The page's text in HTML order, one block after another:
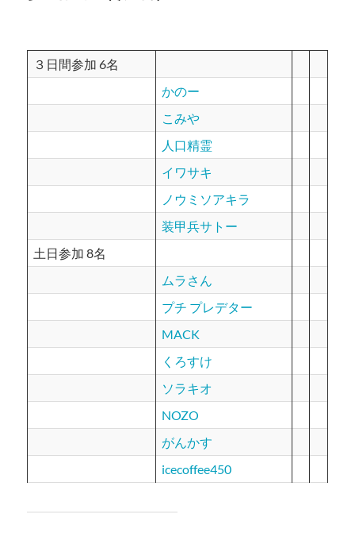
３日間参加 6名
かのー
こみや
人口精霊
イワサキ
ノウミソアキラ
装甲兵サトー
土日参加 8名
ムラさん
プチ プレデター
MACK
くろすけ
ソラキオ
NOZO
がんかす
icecoffee450